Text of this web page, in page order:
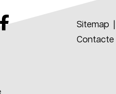
instagram
a twitter
Link a facebook
Sitemap
Contacte